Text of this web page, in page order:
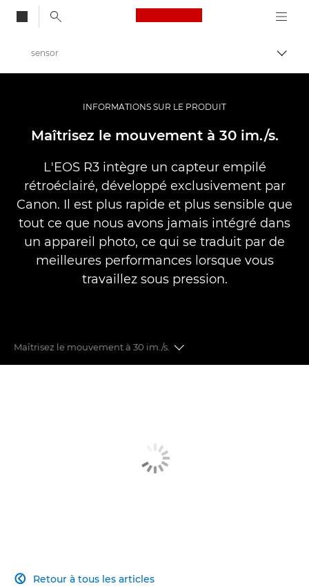
Canon Logo, back
Appareils photo numériques
EOS R3
sensor
INFORMATIONS SUR LE PRODUIT
Maîtrisez le mouvement à 30 im./s.
L'EOS R3 intègre un capteur empilé
rétroéclairé, développé exclusivement par
Canon. Il est plus rapide et plus sensible que
tout ce que nous avons jamais intégré dans
un appareil photo, ce qui se traduit par de
meilleures performances lorsque vous
travaillez sous pression.
Maîtrisez le mouvement à 30 im./s.
PERFORMANCES EN BASSE LUMIÈRE
Retour à tous les articles
